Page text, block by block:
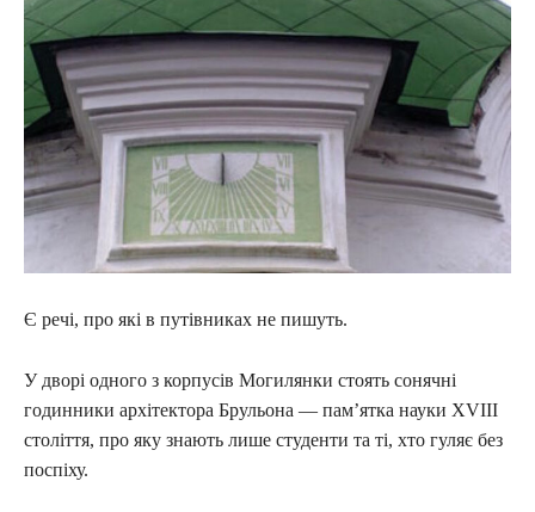
Є речі, про які в путівниках не пишуть.
У дворі одного з корпусів Могилянки стоять сонячні
годинники архітектора Брульона — пам’ятка науки XVIII
століття, про яку знають лише студенти та ті, хто гуляє без
поспіху.